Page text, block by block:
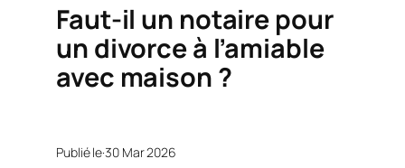
Faut-il un notaire pour
un divorce à l’amiable
avec maison ?
Publié le·30 Mar 2026